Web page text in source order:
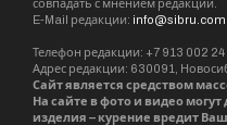
совпадать с мнением редакции.
E-Mail редакции: info@sibru.com
Телефон редакции: +7 913 002 24
Адрес редакции: 630091,
Сайт является средством
На сайте в фото и видео
изделия – курение вредит